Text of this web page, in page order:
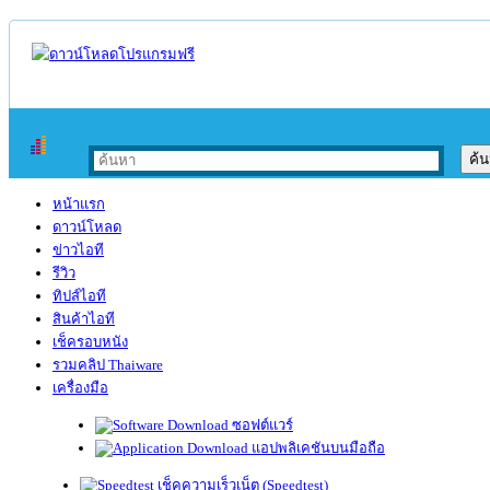
หน้าแรก
ดาวน์โหลด
ข่าวไอที
รีวิว
ทิปส์ไอที
สินค้าไอที
เช็ครอบหนัง
รวมคลิป Thaiware
เครื่องมือ
ซอฟต์แวร์
แอปพลิเคชันบนมือถือ
เช็คความเร็วเน็ต (Speedtest)